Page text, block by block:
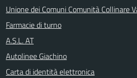
Unione dei Comuni Comunità Collinare
Farmacie di turno
A.S.L. AT
Autolinee Giachino
Carta di identità elettronica